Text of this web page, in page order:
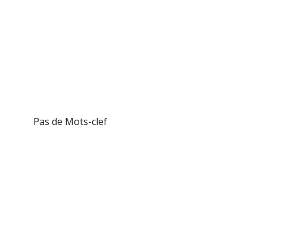
Pas de Mots-clef